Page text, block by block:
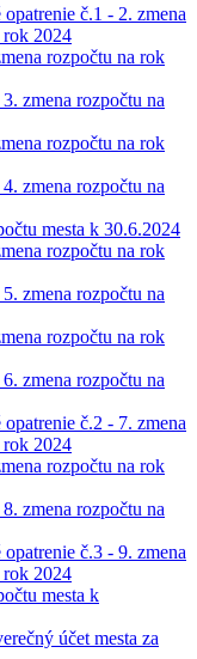
č.1 - 2. zmena
rok 2024
rozpočtu na rok
zmena rozpočtu na
rozpočtu na rok
zmena rozpočtu na
mesta k 30.6.2024
rozpočtu na rok
zmena rozpočtu na
rozpočtu na rok
zmena rozpočtu na
č.2 - 7. zmena
rok 2024
rozpočtu na rok
zmena rozpočtu na
č.3 - 9. zmena
rok 2024
mesta k
účet mesta za